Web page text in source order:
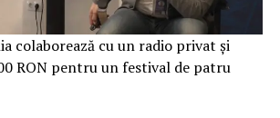
colaborează cu un radio privat și
RON pentru un festival de patru